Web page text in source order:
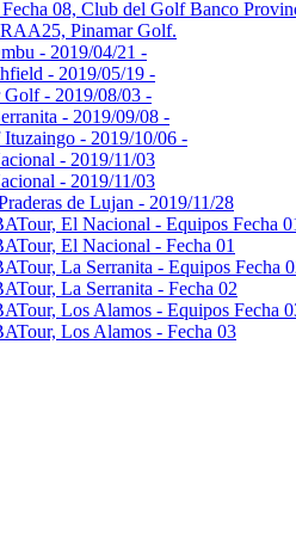
08, Club del Golf Banco
Pinamar Golf.
- 2019/04/21 -
- 2019/05/19 -
Golf - 2019/08/03 -
- 2019/09/08 -
- 2019/10/06 -
- 2019/11/03
- 2019/11/03
de Lujan - 2019/11/28
El Nacional - Equipos Fecha
El Nacional - Fecha 01
La Serranita - Equipos Fecha
La Serranita - Fecha 02
Los Alamos - Equipos Fecha
Los Alamos - Fecha 03